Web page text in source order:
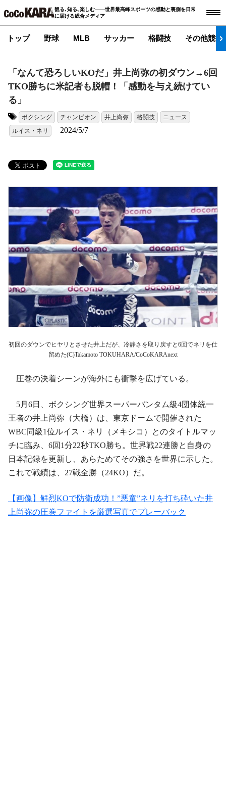
観る､知る､楽しむ――世界最高峰スポーツの感動と裏側を日常
に届ける総合メディア
トップ 野球 MLB サッカー 格闘技 その他競技
「なんて恐ろしいKOだ」井上尚弥の初ダウン→6回
TKO勝ちに米記者も脱帽！「感動を与え続けてい
る」
ボクシング チャンピオン 井上尚弥 格闘技
ニュース
ルイス・ネリ
2024/5/7
初回のダウンでヒヤリとさせた井上だが、冷静さを取り戻すと6回でネリを仕
留めた(C)Takamoto TOKUHARA/CoCoKARAnext
圧巻の決着シーンが海外にも衝撃を広げている。
5月6日、ボクシング世界スーパーバンタム級4団体統一
王者の井上尚弥（大橋）は、東京ドームで開催された
WBC同級1位ルイス・ネリ（メキシコ）とのタイトルマッ
チに臨み、6回1分22秒TKO勝ち。世界戦22連勝と自身の
日本記録を更新し、あらためてその強さを世界に示した。
これで戦績は、27戦全勝（24KO）だ。
【画像】鮮烈KOで防衛成功！”悪童”ネリを打ち砕いた井
上尚弥の圧巻ファイトを厳選写真でプレーバック